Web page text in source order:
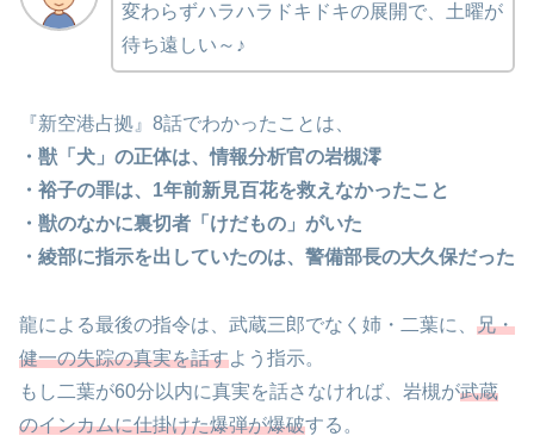
変わらずハラハラドキドキの展開で、土曜が
待ち遠しい～♪
『新空港占拠』8話でわかったことは、
・獣「犬」の正体は、情報分析官の岩槻澪
・裕子の罪は、1年前新見百花を救えなかったこと
・獣のなかに裏切者「けだもの」がいた
・綾部に指示を出していたのは、警備部長の大久保だった
龍による最後の指令は、武蔵三郎でなく姉・二葉に、 兄・
健一の失踪の真実を話すよう指示。
もし二葉が60分以内に真実を話さなければ、岩槻が武蔵
のインカムに仕掛けた爆弾が爆破する。